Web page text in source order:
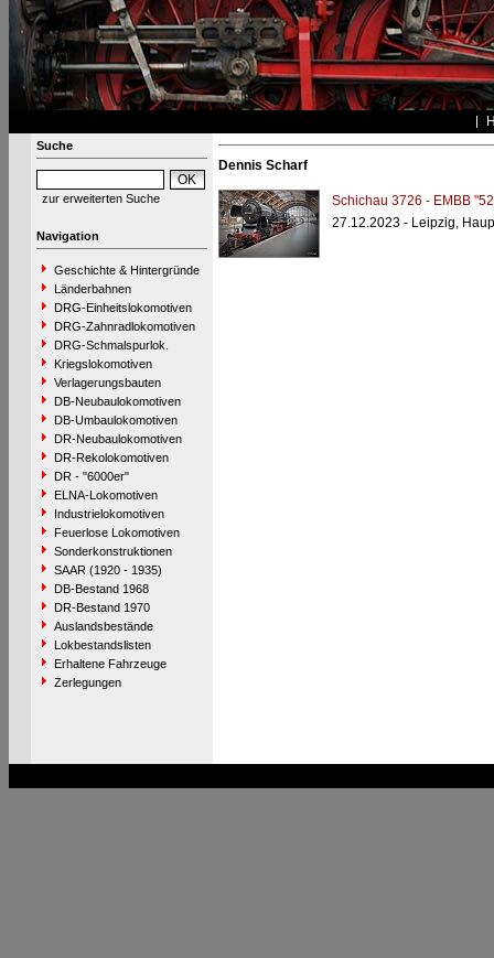
Suche
zur erweiterten Suche
Navigation
Geschichte & Hintergründe
Länderbahnen
DRG-Einheitslokomotiven
DRG-Zahnradlokomotiven
DRG-Schmalspurlok.
Kriegslokomotiven
Verlagerungsbauten
DB-Neubaulokomotiven
DB-Umbaulokomotiven
DR-Neubaulokomotiven
DR-Rekolokomotiven
DR - "6000er"
ELNA-Lokomotiven
Industrielokomotiven
Feuerlose Lokomotiven
Sonderkonstruktionen
SAAR (1920 - 1935)
DB-Bestand 1968
DR-Bestand 1970
Auslandsbestände
Lokbestandslisten
Erhaltene Fahrzeuge
Zerlegungen
Dennis Scharf
Schichau 3726 - EMBB
27.12.2023 - Leipzig,